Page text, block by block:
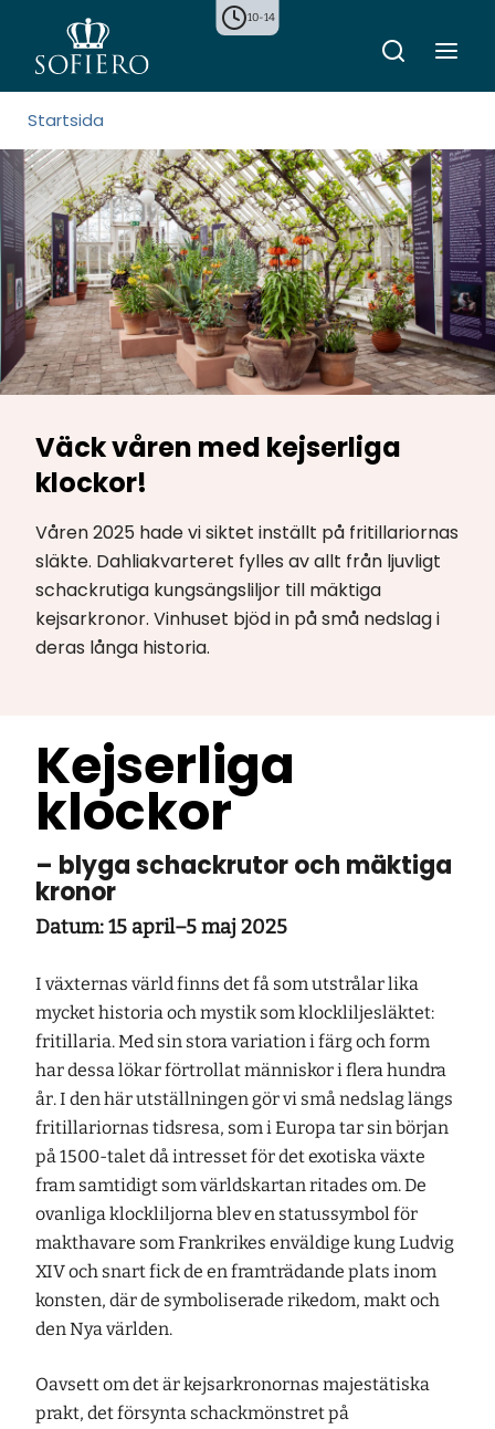
10-14
Startsida
Väck våren med kejserliga
klockor!
Våren 2025 hade vi siktet inställt på fritillariornas
släkte. Dahliakvarteret fylles av allt från ljuvligt
schackrutiga kungsängsliljor till mäktiga
kejsarkronor. Vinhuset bjöd in på små nedslag i
deras långa historia.
Kejserliga
klockor
– blyga schackrutor och mäktiga
kronor
Datum: 15 april–5 maj 2025
I växternas värld finns det få som utstrålar lika
mycket historia och mystik som klockliljesläktet:
fritillaria. Med sin stora variation i färg och form
har dessa lökar förtrollat människor i flera hundra
år. I den här utställningen gör vi små nedslag längs
fritillariornas tidsresa, som i Europa tar sin början
på 1500-talet då intresset för det exotiska växte
fram samtidigt som världskartan ritades om. De
ovanliga klockliljorna blev en statussymbol för
makthavare som Frankrikes enväldige kung Ludvig
XIV och snart fick de en framträdande plats inom
konsten, där de symboliserade rikedom, makt och
den Nya världen.
Oavsett om det är kejsarkronornas majestätiska
prakt, det försynta schackmönstret på